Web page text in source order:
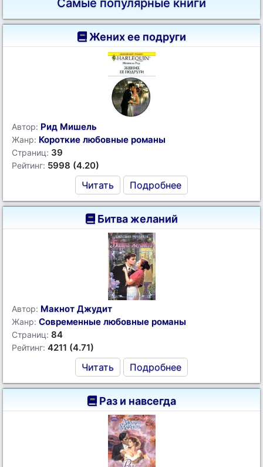
Самые популярные книги
Жених ее подруги
Автор: Рид Мишель
Жанр: Короткие любовные романы
Страниц: 39
Рейтинг: 5998 (4.20)
Читать Подробнее
Битва желаний
Автор: Макнот Джудит
Жанр: Современные любовные романы
Страниц: 84
Рейтинг: 4211 (4.71)
Читать Подробнее
Раз и навсегда